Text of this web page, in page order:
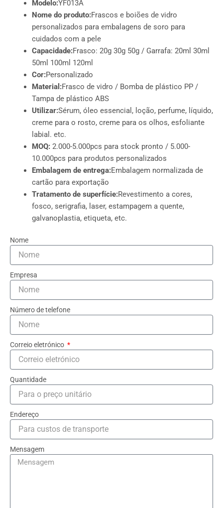
Modelo:YF013A
Nome do produto:Frascos e boiões de vidro
personalizados para embalagens de soro para
cuidados com a pele
Capacidade:Frasco: 20g 30g 50g / Garrafa: 20ml 30ml
50ml 100ml 120ml
Cor:Personalizado
Material:Frasco de vidro / Bomba de plástico PP /
Tampa de plástico ABS
Utilizar:Sérum, óleo essencial, loção, perfume, líquido,
creme para o rosto, creme para os olhos, esfoliante
labial. etc.
MOQ: 2.000-5.000pcs para stock pronto / 5.000-
10.000pcs para produtos personalizados
Embalagem de entrega:Embalagem normalizada de
cartão para exportação
Tratamento de superfície:Revestimento a cores,
fosco, serigrafia, laser, estampagem a quente,
galvanoplastia, etiqueta, etc.
Nome
Empresa
Número de telefone
Correio eletrónico
Quantidade
Endereço
Mensagem